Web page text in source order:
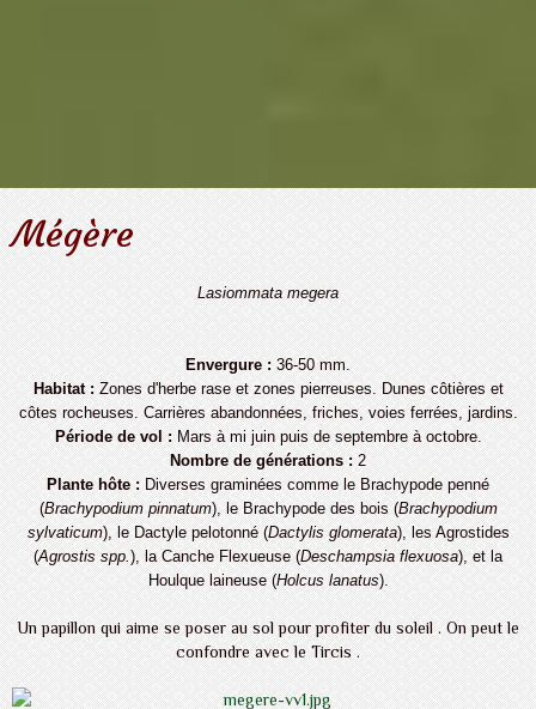
Mégère
Lasiommata megera
Envergure :36-50 mm.
Habitat :Zones d'herbe rase et zones pierreuses. Dunes côtières et
côtes rocheuses. Carrières abandonnées, friches, voies ferrées, jardins.
Période de vol :Mars à mi juin puis de septembre à octobre.
Nombre de générations :2
Plante hôte :Diverses graminées comme le Brachypode penné
(Brachypodium pinnatum), le Brachypode des bois (Brachypodium
sylvaticum), le Dactyle pelotonné (Dactylis glomerata), les Agrostides
(Agrostis spp.), la Canche Flexueuse (Deschampsia flexuosa), et la
Houlque laineuse (Holcus lanatus).
Un papillon qui aime se poser au sol pour profiter du soleil . On peut le
confondre avec le Tircis .